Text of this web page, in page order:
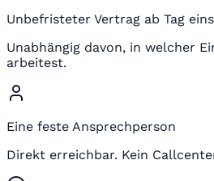
Unbefristeter Vertrag ab Tag eins
Unabhängig davon, in welcher
arbeitest.
Eine feste Ansprechperson
Direkt erreichbar. Kein